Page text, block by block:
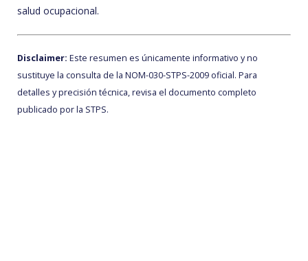
salud ocupacional.
Disclaimer: Este resumen es únicamente informativo y no
sustituye la consulta de la NOM-030-STPS-2009 oficial. Para
detalles y precisión técnica, revisa el documento completo
publicado por la STPS.